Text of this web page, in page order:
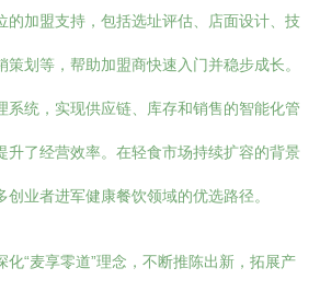
的加盟支持，包括选址评估、店面设计、技
划等，帮助加盟商快速入门并稳步成长。
系统，实现供应链、库存和销售的智能化管
升了经营效率。在轻食市场持续扩容的背景
业者进军健康餐饮领域的优选路径。
化“麦享零道”理念，不断推陈出新，拓展产